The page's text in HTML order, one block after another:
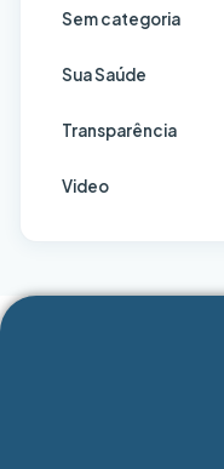
Sem categoria
Sua Saúde
Transparência
Video